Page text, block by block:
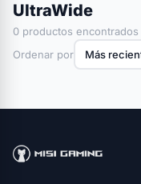
UltraWide
0 productos encontrados
Ordenar por